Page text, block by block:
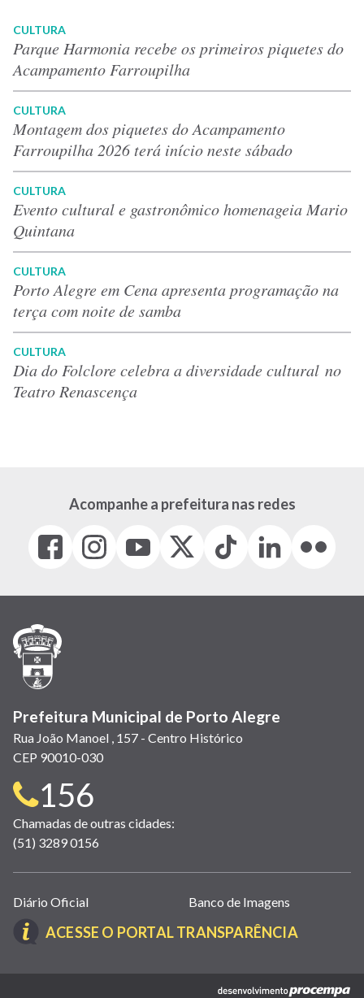
CULTURA
Parque Harmonia recebe os primeiros piquetes do
Acampamento Farroupilha
CULTURA
Montagem dos piquetes do Acampamento
Farroupilha 2026 terá início neste sábado
CULTURA
Evento cultural e gastronômico homenageia Mario
Quintana
CULTURA
Porto Alegre em Cena apresenta programação na
terça com noite de samba
CULTURA
Dia do Folclore celebra a diversidade cultural no
Teatro Renascença
Acompanhe a prefeitura nas redes
Facebook
(link
em
janela)
Instagram
(link
em
(link
em
(Antigo
(link
Tiktok
(link
em
LinkedIn
(link
em
(link
em
Prefeitura Municipal de Porto Alegre
Rua João Manoel , 157 - Centro Histórico
CEP 90010-030
Telefone
para
contato:
156
Chamadas de outras cidades:
(51) 3289 0156
Links
úteis
(abrem
nova
Diário Oficial Banco de Imagens
ACESSE O PORTAL TRANSPARÊNCIA(LINK
EM